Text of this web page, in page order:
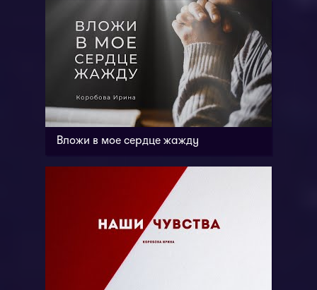
Вложи в мое сердце жажду